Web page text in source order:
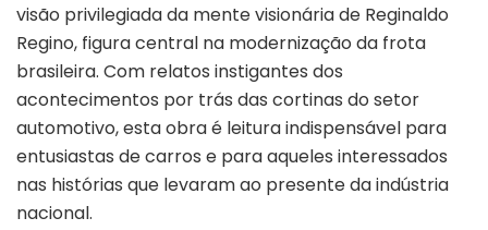
visão privilegiada da mente visionária de Reginaldo
Regino, figura central na modernização da frota
brasileira. Com relatos instigantes dos
acontecimentos por trás das cortinas do setor
automotivo, esta obra é leitura indispensável para
entusiastas de carros e para aqueles interessados
nas histórias que levaram ao presente da indústria
nacional.